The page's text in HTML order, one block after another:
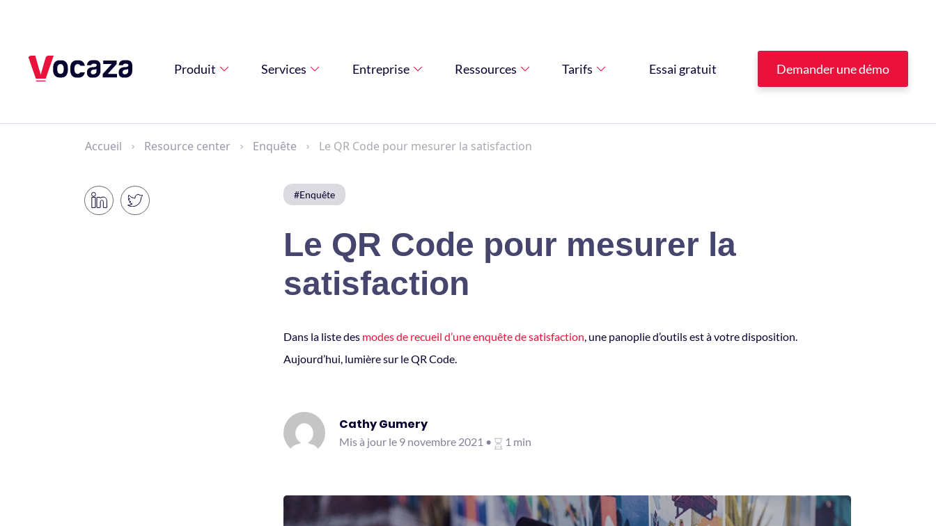
Produit Services Entreprise Ressources Tarifs Essai gratuit Demander une démo
Accueil Resource center Enquête Le QR Code pour mesurer la satisfaction
#Enquête
Le QR Code pour mesurer la
satisfaction
Dans la liste des modes de recueil d’une enquête de satisfaction, une panoplie d’outils est à votre disposition.
Aujourd’hui, lumière sur le QR Code.
Cathy Gumery
Mis à jour le 9 novembre 2021 • 1 min